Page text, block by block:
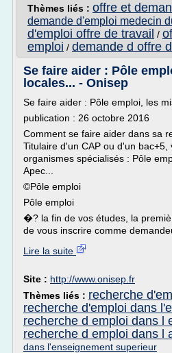
Thèmes liés : offre et
demande d'emploi medecin
d'emploi offre de travail /
emploi / demande d offre
Se faire aider : Pôle
locales... - Onisep
Se faire aider : Pôle emploi, les
publication : 26 octobre 2016
Comment se faire aider dans sa
Titulaire d'un CAP ou d'un bac+5,
organismes spécialisés : Pôle
Apec...
©Pôle emploi
Pôle emploi
�? la fin de vos études, la
de vous inscrire comme
Lire la suite
Site : http://www.onisep.fr
Thèmes liés : recherche
recherche d'emploi dans
recherche d emploi dans l
recherche d emploi dans l
dans l'enseignement superieur